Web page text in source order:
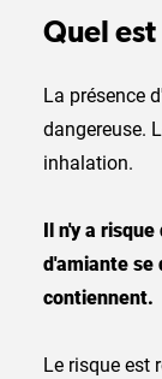
Quel
La présence
dangereuse.
inhalation.
Il n'y a
d'amiante se
contiennent.
Le risque est